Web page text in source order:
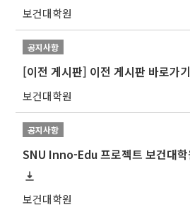
보건대학원
공지사항
[이전 게시판] 이전 게시판 바로가기
보건대학원
공지사항
보건대학원